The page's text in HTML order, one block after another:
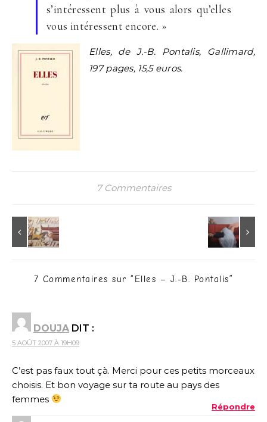
s’intéressent plus à vous alors qu’elles
vous intéressent encore. »
Elles, de J.-B. Pontalis, Gallimard,
197 pages, 15,5 euros.
7 Commentaires
7 Commentaires sur “ Elles – J.-B. Pontalis”
DOUJA DIT :
5 AOÛT 2007 À 19H09
C’est pas faux tout çà. Merci pour ces petits morceaux
choisis. Et bon voyage sur ta route au pays des
femmes
Répondre